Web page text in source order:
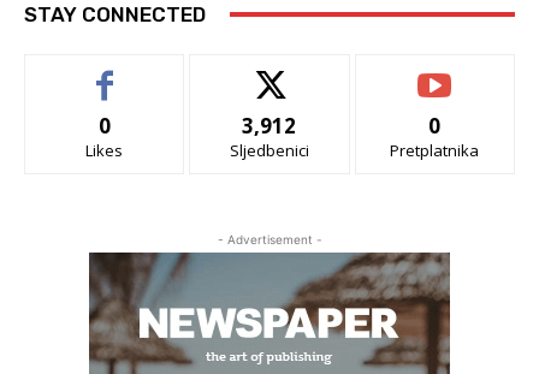
STAY CONNECTED
0
Likes
3,912
Sljedbenici
0
Pretplatnika
- Advertisement -